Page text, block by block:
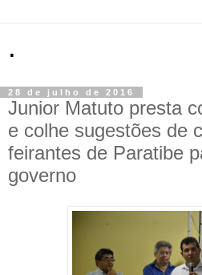
.
28 de julho de 2016
Junior Matuto presta
e colhe sugestões de
feirantes de Paratibe
governo